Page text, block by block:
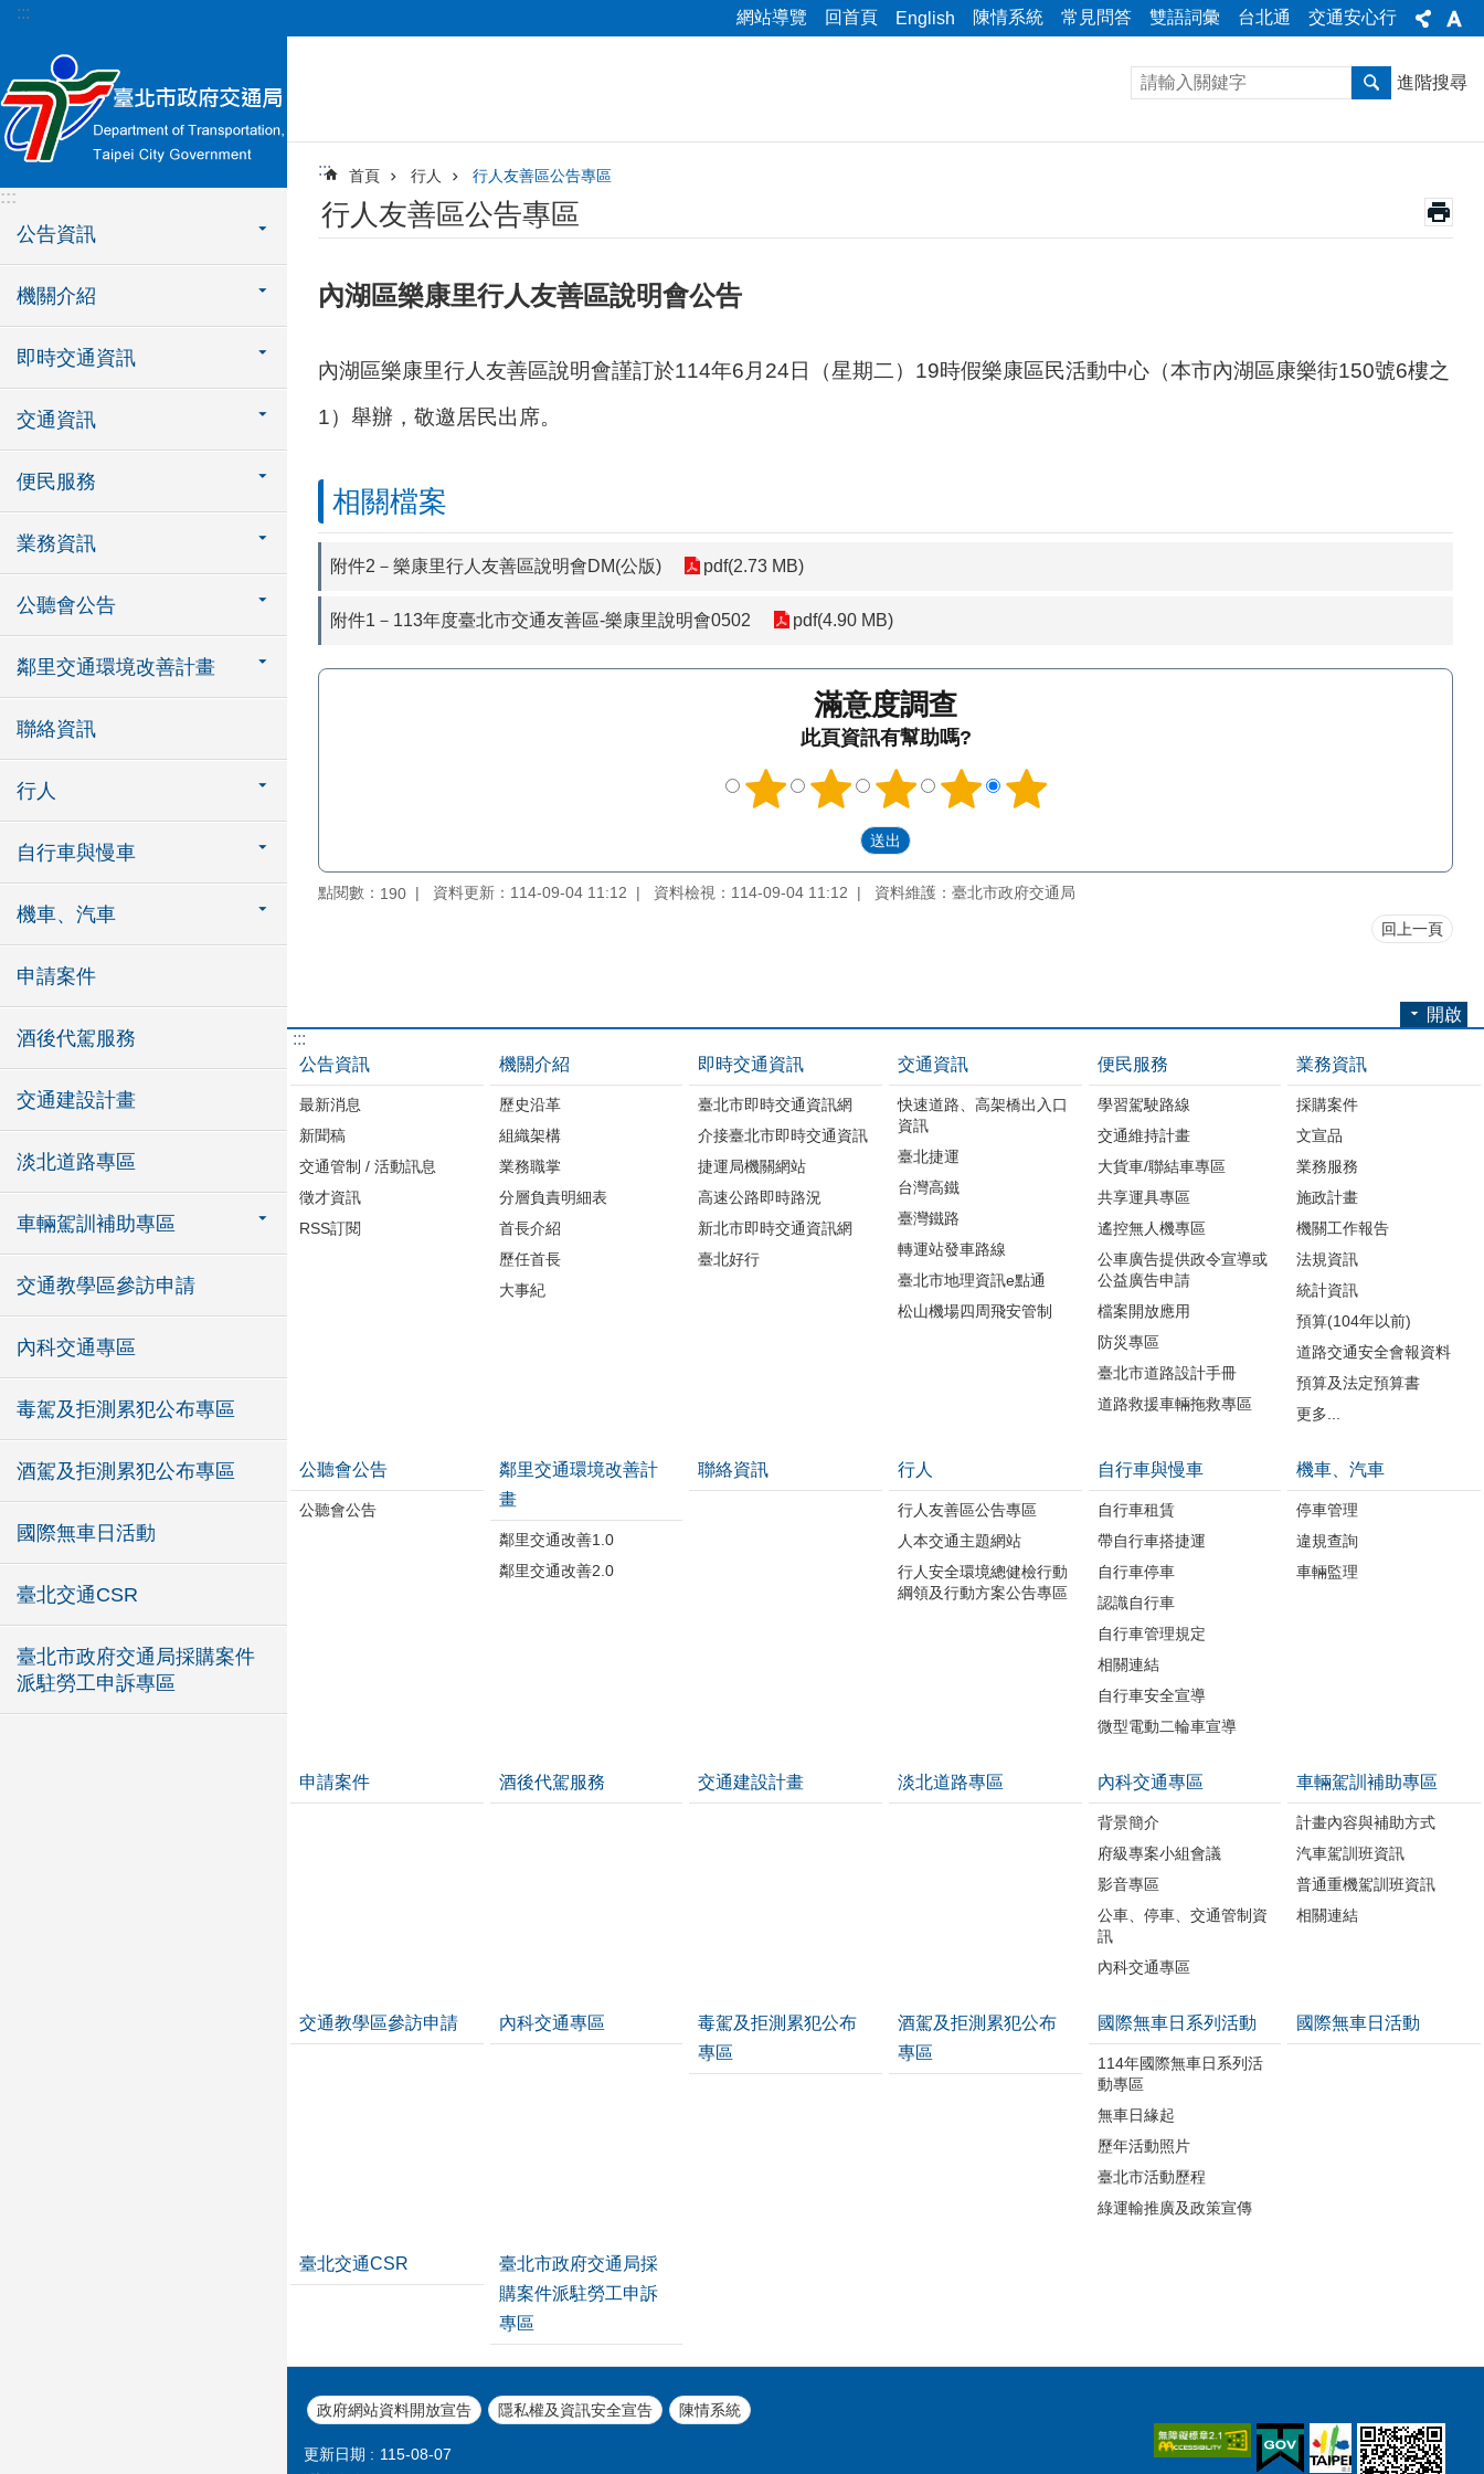
跳到主要內容區塊
::: 網站導覽 回首頁 English 陳情系統 常見問答 雙語詞彙 台北通 交通安心行
:::
公告資訊
機關介紹
即時交通資訊
交通資訊
便民服務
業務資訊
公聽會公告
鄰里交通環境改善計畫
聯絡資訊
行人
自行車與慢車
機車、汽車
申請案件
酒後代駕服務
交通建設計畫
淡北道路專區
車輛駕訓補助專區
交通教學區參訪申請
內科交通專區
毒駕及拒測累犯公布專區
酒駕及拒測累犯公布專區
國際無車日活動
臺北交通CSR
臺北市政府交通局採購案件
派駐勞工申訴專區
進階搜尋
::: 首頁 行人 行人友善區公告專區
行人友善區公告專區
內湖區樂康里行人友善區說明會公告
內湖區樂康里行人友善區說明會謹訂於114年6月24日（星期二）19時假樂康區民活動中心（本市內湖區康樂街150號6樓之
1）舉辦，敬邀居民出席。
相關檔案
附件2－樂康里行人友善區說明會DM(公版) pdf(2.73 MB)
附件1－113年度臺北市交通友善區-樂康里說明會0502 pdf(4.90 MB)
滿意度調查
此頁資訊有幫助嗎?
點閱數： 190 資料更新：114-09-04 11:12 資料檢視：114-09-04 11:12 資料維護：臺北市政府交通局
回上一頁
開啟
:::
公告資訊
最新消息
新聞稿
交通管制 / 活動訊息
徵才資訊
RSS訂閱
機關介紹
歷史沿革
組織架構
業務職掌
分層負責明細表
首長介紹
歷任首長
大事紀
即時交通資訊
臺北市即時交通資訊網
介接臺北市即時交通資訊
捷運局機關網站
高速公路即時路況
新北市即時交通資訊網
臺北好行
交通資訊
快速道路、高架橋出入口
資訊
臺北捷運
台灣高鐵
臺灣鐵路
轉運站發車路線
臺北市地理資訊e點通
松山機場四周飛安管制
便民服務
學習駕駛路線
交通維持計畫
大貨車/聯結車專區
共享運具專區
遙控無人機專區
公車廣告提供政令宣導或
公益廣告申請
檔案開放應用
防災專區
臺北市道路設計手冊
道路救援車輛拖救專區
業務資訊
採購案件
文宣品
業務服務
施政計畫
機關工作報告
法規資訊
統計資訊
預算(104年以前)
道路交通安全會報資料
預算及法定預算書
更多...
公聽會公告
公聽會公告
鄰里交通環境改善計
畫
鄰里交通改善1.0
鄰里交通改善2.0
聯絡資訊 行人
行人友善區公告專區
人本交通主題網站
行人安全環境總健檢行動
綱領及行動方案公告專區
自行車與慢車
自行車租賃
帶自行車搭捷運
自行車停車
認識自行車
自行車管理規定
相關連結
自行車安全宣導
微型電動二輪車宣導
機車、汽車
停車管理
違規查詢
車輛監理
申請案件 酒後代駕服務 交通建設計畫 淡北道路專區 內科交通專區
背景簡介
府級專案小組會議
影音專區
公車、停車、交通管制資
訊
內科交通專區
車輛駕訓補助專區
計畫內容與補助方式
汽車駕訓班資訊
普通重機駕訓班資訊
相關連結
交通教學區參訪申請 內科交通專區
毒駕及拒測累犯公布
專區
酒駕及拒測累犯公布
專區
國際無車日系列活動
114年國際無車日系列活
動專區
無車日緣起
歷年活動照片
臺北市活動歷程
綠運輸推廣及政策宣傳
國際無車日活動
臺北交通CSR
臺北市政府交通局採
購案件派駐勞工申訴
專區
政府網站資料開放宣告 隱私權及資訊安全宣告 陳情系統
更新日期
115-08-07